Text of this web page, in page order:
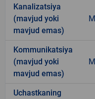
Kanalizatsiya
(mavjud yoki
mavjud emas)
Kommunikatsiya
(mavjud yoki
mavjud emas)
Uchastkaning